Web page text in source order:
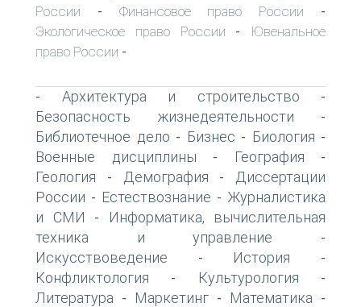
России - Финансовое право России -
Экологическое право России -
Ювенальное
право России -
- Архитектура и строительство -
Безопасность жизнедеятельности -
Библиотечное дело - Бизнес - Биология -
Военные дисциплины - География -
Геология - Демография -
Диссертации
России - Естествознание - Журналистика
и СМИ -
Информатика, вычислительная
техника и управление -
Искусствоведение - История -
Конфликтология - Культурология -
Литература - Маркетинг - Математика -